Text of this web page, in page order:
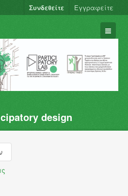
Συνδεθείτε Εγγραφείτε
design